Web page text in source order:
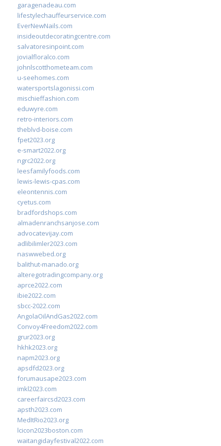
garagenadeau.com
lifestylechauffeurservice.com
EverNewNails.com
insideoutdecoratingcentre.com
salvatoresinpoint.com
jovialfloralco.com
johnlscotthometeam.com
u-seehomes.com
watersportslagonissi.com
mischieffashion.com
eduwyre.com
retro-interiors.com
theblvd-boise.com
fpet2023.org
e-smart2022.org
ngrc2022.org
leesfamilyfoods.com
lewis-lewis-cpas.com
eleontennis.com
cyetus.com
bradfordshops.com
almadenranchsanjose.com
advocatevijay.com
adlibilimler2023.com
naswwebed.org
balithut-manado.org
alteregotradingcompany.org
aprce2022.com
ibie2022.com
sbcc-2022.com
AngolaOilAndGas2022.com
Convoy4Freedom2022.com
grur2023.org
hkhk2023.org
napm2023.org
apsdfd2023.org
forumausape2023.com
imkl2023.com
careerfaircsd2023.com
apsth2023.com
MedItRio2023.org
lcicon2023boston.com
waitangidayfestival2022.com